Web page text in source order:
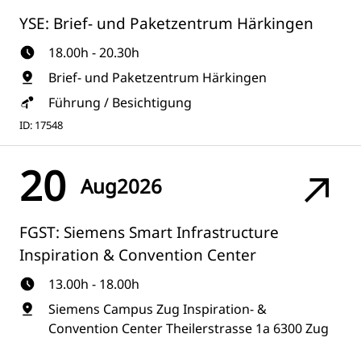
YSE: Brief- und Paketzentrum Härkingen
18.00h - 20.30h
Brief- und Paketzentrum Härkingen
Führung / Besichtigung
ID: 17548
20 Aug2026
FGST: Siemens Smart Infrastructure
Inspiration & Convention Center
13.00h - 18.00h
Siemens Campus Zug Inspiration- &
Convention Center Theilerstrasse 1a 6300 Zug